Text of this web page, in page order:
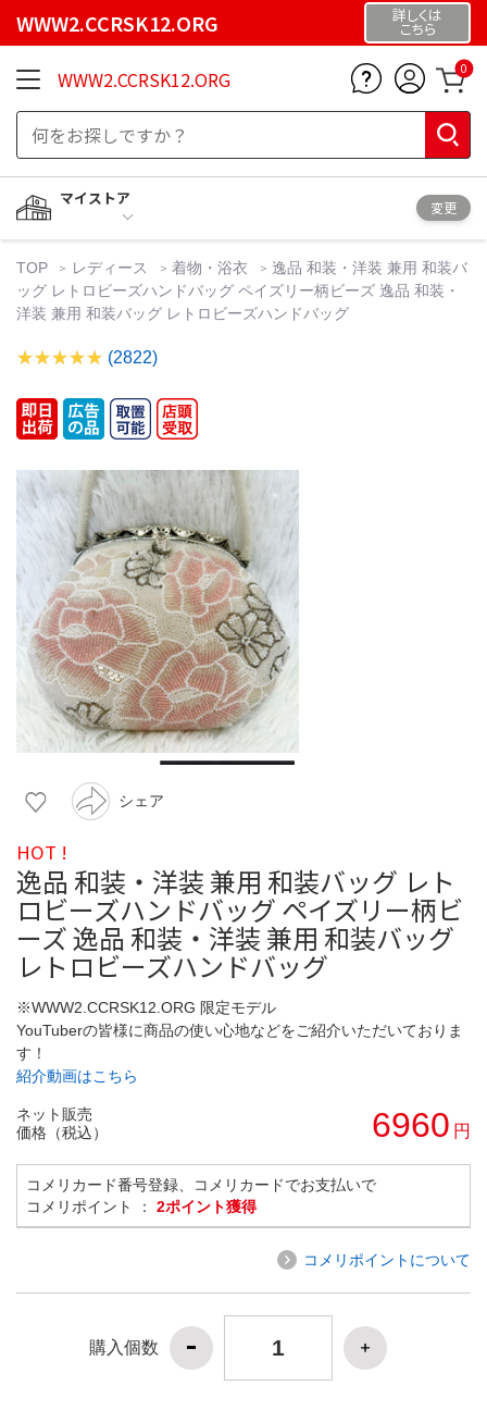
WWW2.CCRSK12.ORG 詳しくは
こちら
WWW2.CCRSK12.ORG 0
マイストア
変更
TOP レディース 着物・浴衣
逸品 和装・洋装 兼用 和装バ
ッグ レトロビーズハンドバッグ ペイズリー柄ビーズ 逸品 和装・
洋装 兼用 和装バッグ レトロビーズハンドバッグ
(2822)
シェア
HOT !
逸品 和装・洋装 兼用 和装バッグ レト
ロビーズハンドバッグ ペイズリー柄ビ
ーズ 逸品 和装・洋装 兼用 和装バッグ
レトロビーズハンドバッグ
※WWW2.CCRSK12.ORG 限定モデル
YouTuberの皆様に商品の使い心地などをご紹介いただいておりま
す！
紹介動画はこちら
ネット販売
価格（税込）
6960 円
コメリカード番号登録、コメリカードでお支払いで
コメリポイント ： 2ポイント獲得
コメリポイントについて
購入個数